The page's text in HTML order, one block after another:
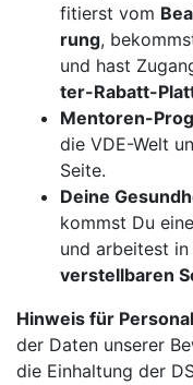
fi­tierst vom
rung,
und hast
ter-Ra­batt-
Men­to­ren-
die VDE-Welt
Sei­te.
Dei­ne
kommst Du
und ar­bei­test in
ver­stell­ba­ren
Hin­weis für
der Da­ten un­se­rer
die Ein­hal­tung der